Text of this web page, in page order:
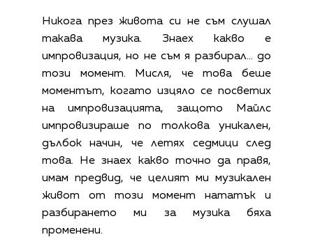
Никога през живота си не съм слушал
такава музика. Знаех какво е
импровизация, но не съм я разбирал… до
този момент. Мисля, че това беше
моментът, когато изцяло се посветих
на импровизацията, защото Майлс
импровизираше по толкова уникален,
дълбок начин, че летях седмици след
това. Не знаех какво точно да правя,
имам предвид, че целият ми музикален
живот от този момент нататък и
разбирането ми за музика бяха
променени.